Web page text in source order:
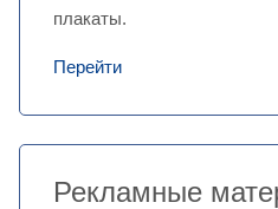
плакаты.
Перейти
Рекламные